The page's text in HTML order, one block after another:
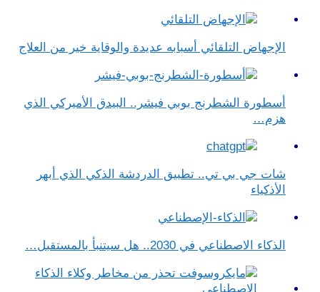
الإجهاض التلقائي أسبابه عديدة والوقاية خير من العلاج
أسطورة الشطرنج بوبي فيشر.. البيدق الأميركي الذي
هزم…
شات جي بي تي.. تطبيق الدردشة الذكي الذي أبهر
الأذكياء
الذكاء الاصطناعي في 2030.. هل سيتنبأ بالمستقبل…